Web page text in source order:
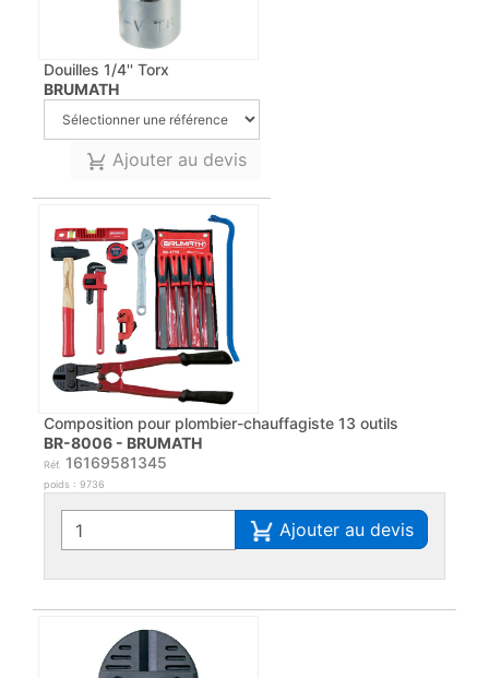
Douilles 1/4'' Torx
BRUMATH
Ajouter au devis
Composition pour plombier-chauffagiste 13 outils
BR-8006 - BRUMATH
Réf. 16169581345
poids : 9736
Ajouter au devis